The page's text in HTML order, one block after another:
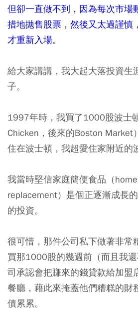
但卻一直做不到，因為每次市場
措地拋售股票，然後又太過謹慎
才重新入場。
給大家講講，我大起大落投資生
子。
1997年時，我買了1000股波士
Chicken，後來的Boston Market
住在波士頓，我超愛住家附近的
我當時堅信家庭簡便食品（
replacement）是個正逐漸成長
的投資。
很可惜，那件公司私下做著非
買那1000股的幾週前（而且我
司承認會把賺來的錢貸款給加盟
餐廳，藉此來掩蓋他們糟糕的財
債累累。